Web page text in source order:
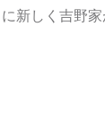
新しく吉野